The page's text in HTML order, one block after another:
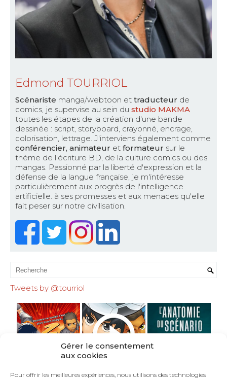
Gérer le consentement
aux cookies
Pour offrir les meilleures expériences, nous utilisons des technologies
Edmond TOURRIOL
Scénariste manga/webtoon et traducteur de
comics, je supervise au sein du studio MAKMA
toutes les étapes de la création d'une bande
dessinée : script, storyboard, crayonné, encrage,
colorisation, lettrage. J'interviens également comme
conférencier, animateur et formateur sur le
thème de l'écriture BD, de la culture comics ou des
mangas. Passionné par la liberté d'expression et la
défense de la langue française, je m'intéresse
particulièrement aux progrès de l'intelligence
artificielle. à ses promesses et aux menaces qu'elle
fait peser sur notre civilisation.
Tweets by @tourriol